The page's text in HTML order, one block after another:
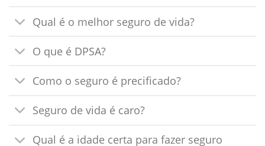
Qual é o melhor seguro de vida?
O que é DPSA?
Como o seguro é precificado?
Seguro de vida é caro?
Qual é a idade certa para fazer seguro